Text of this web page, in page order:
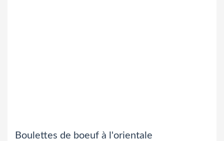
Boulettes de boeuf à l'orientale